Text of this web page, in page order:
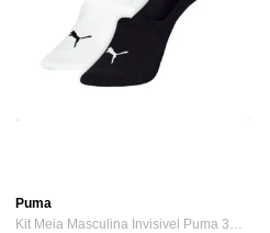
Puma
Kit Meia Masculina Invisivel Puma 39/42 ...